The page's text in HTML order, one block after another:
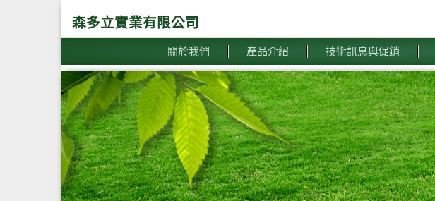
森多立實業有限公司
關於我們 產品介紹 技術訊息與促銷